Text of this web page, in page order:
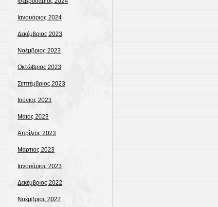
Ιανουάριος 2024
Δεκέμβριος 2023
Νοέμβριος 2023
Οκτώβριος 2023
Σεπτέμβριος 2023
Ιούνιος 2023
Μάιος 2023
Απρίλιος 2023
Μάρτιος 2023
Ιανουάριος 2023
Δεκέμβριος 2022
Νοέμβριος 2022